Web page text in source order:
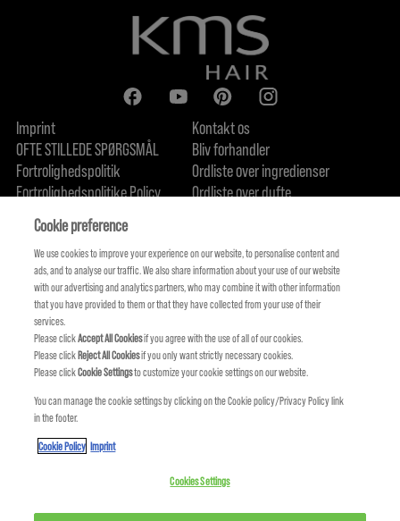
Imprint
OFTE STILLEDE SPØRGSMÅL
Fortrolighedspolitik
Fortrolighedspolitike Policy
Om os
Kontakt os
Bliv forhandler
Ordliste over ingredienser
Ordliste over dufte
Cookie preference
We use cookies to improve your experience on our website, to personalise content and
ads, and to analyse our traffic. We also share information about your use of our website
with our advertising and analytics partners, who may combine it with other information
that you have provided to them or that they have collected from your use of their
services.
Please clickAccept All Cookiesif you agree with the use of all of our cookies.
Please clickReject All Cookiesif you only want strictly necessary cookies.
Please clickCookie Settingsto customize your cookie settings on our website.
You can manage the cookie settings by clicking on the Cookie policy/Privacy Policy link
in the footer.
Cookie Policy Imprint
Cookies Settings